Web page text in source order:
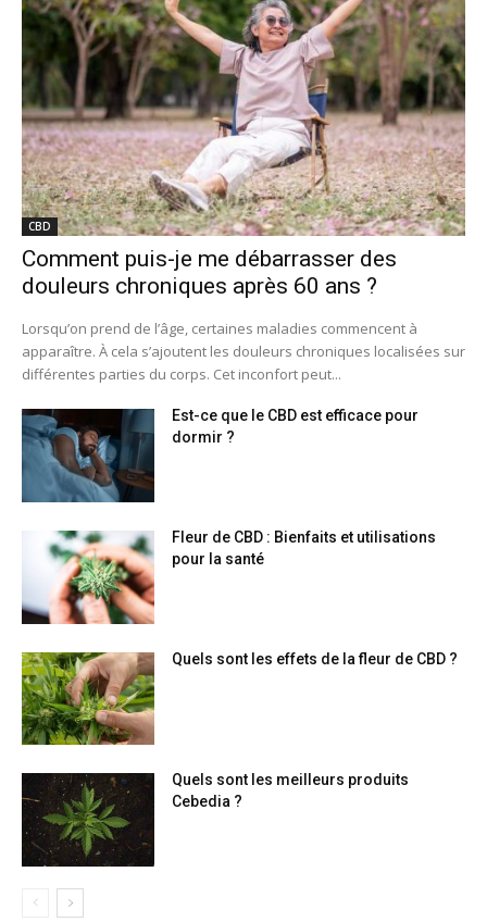
CBD
Comment puis-je me débarrasser des
douleurs chroniques après 60 ans ?
Lorsqu’on prend de l’âge, certaines maladies commencent à
apparaître. À cela s’ajoutent les douleurs chroniques localisées sur
différentes parties du corps. Cet inconfort peut...
Est-ce que le CBD est efficace pour
dormir ?
Fleur de CBD : Bienfaits et utilisations
pour la santé
Quels sont les effets de la fleur de CBD ?
Quels sont les meilleurs produits
Cebedia ?